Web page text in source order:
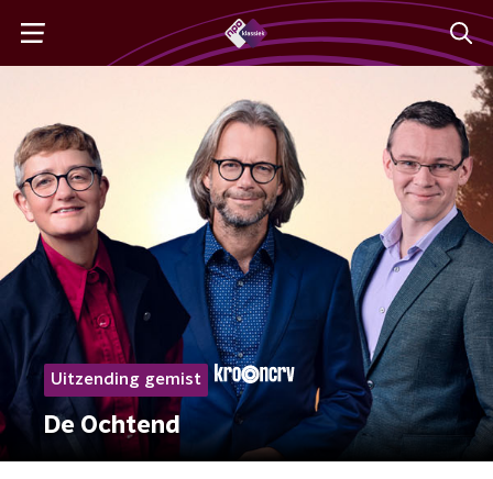
Uitzending gemist
De Ochtend